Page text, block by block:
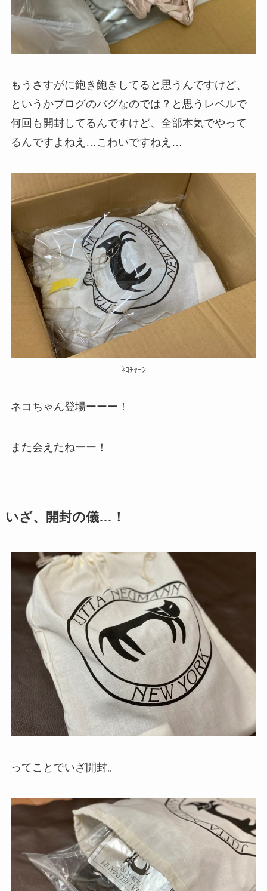
もうさすがに飽き飽きしてると思うんですけど、
というかブログのバグなのでは？と思うレベルで
何回も開封してるんですけど、全部本気でやって
るんですよねえ…こわいですねえ…
ﾈｺﾁｬｰﾝ
ネコちゃん登場ーーー！
また会えたねーー！
いざ、開封の儀…！
ってことでいざ開封。